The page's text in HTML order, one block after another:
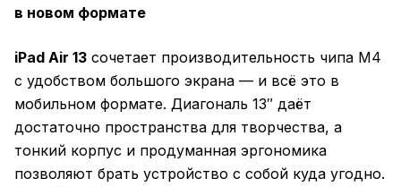
в новом формате
iPad Air 13 сочетает производительность чипа M4
с удобством большого экрана — и всё это в
мобильном формате. Диагональ 13″ даёт
достаточно пространства для творчества, а
тонкий корпус и продуманная эргономика
позволяют брать устройство с собой куда угодно.